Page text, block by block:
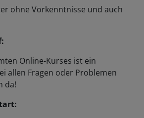
ohne Vorkenntnisse und auch
Online-Kurses ist ein
allen Fragen oder Problemen
da!